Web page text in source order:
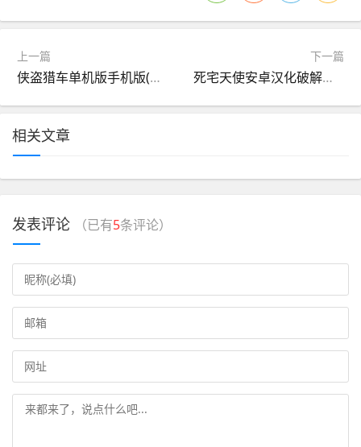
上一篇
侠盗猎车单机版手机版(侠盗猎车单机版手机版下载安装)
下一篇
死宅天使安卓汉化破解版(死宅天使安卓汉化破解版下载)
相关文章
发表评论 （已有5条评论）